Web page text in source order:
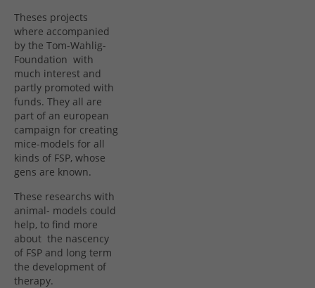
Theses projects
where accompanied
by the Tom-Wahlig-
Foundation with
much interest and
partly promoted with
funds. They all are
part of an european
campaign for creating
mice-models for all
kinds of FSP, whose
gens are known.
These researchs with
animal- models could
help, to find more
about the nascency
of FSP and long term
the development of
therapy.